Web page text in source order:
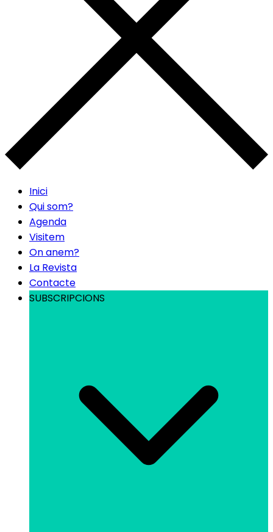
Inici
Qui som?
Agenda
Visitem
On anem?
La Revista
Contacte
SUBSCRIPCIONS